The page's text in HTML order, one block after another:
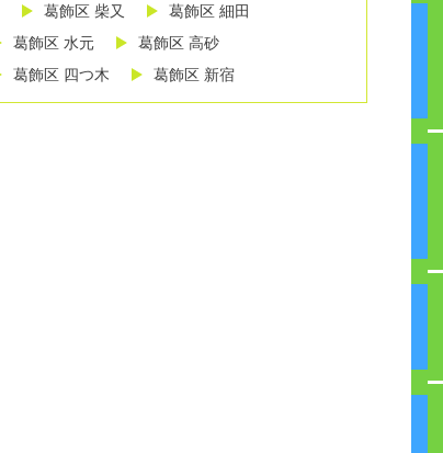
葛飾区 柴又
葛飾区 細田
葛飾区 水元
葛飾区 高砂
葛飾区 四つ木 葛飾区 新宿